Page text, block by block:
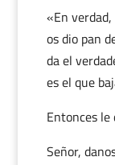
«En
os dio pan
da el
es el que
Entonces le
Señor,